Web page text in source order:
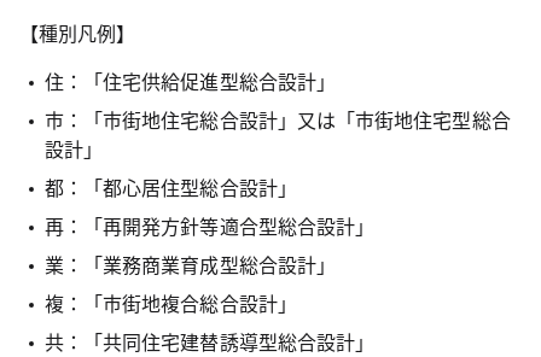
【種別凡例】
住：「住宅供給促進型総合設計」
市：「市街地住宅総合設計」又は「市街地住宅型総合
設計」
都：「都心居住型総合設計」
再：「再開発方針等適合型総合設計」
業：「業務商業育成型総合設計」
複：「市街地複合総合設計」
共：「共同住宅建替誘導型総合設計」